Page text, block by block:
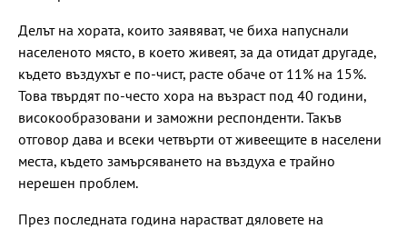
Делът на хората, които заявяват, че биха напуснали
населеното място, в което живеят, за да отидат другаде,
където въздухът е по-чист, расте обаче от 11% на 15%.
Това твърдят по-често хора на възраст под 40 години,
високообразовани и заможни респонденти. Такъв
отговор дава и всеки четвърти от живеещите в населени
места, където замърсяването на въздуха е трайно
нерешен проблем.
През последната година нарастват дяловете на